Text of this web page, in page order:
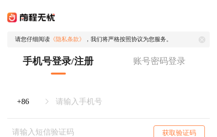
请您仔细阅读 《隐私条款》 ，我们将严格按照协议为您服务。
手机号登录/注册 账号密码登录
获取验证码